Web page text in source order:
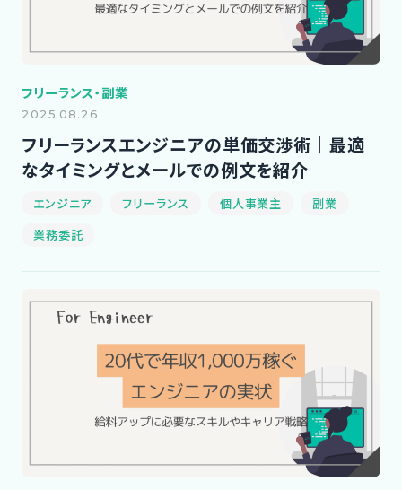
フリーランス・副業
2025.08.26
フリーランスエンジニアの単価交渉術｜最適
なタイミングとメールでの例文を紹介
エンジニア フリーランス 個人事業主
副業
業務委託